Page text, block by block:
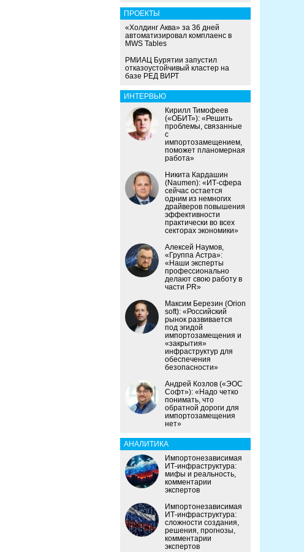
ПРОЕКТЫ
«Холдинг Аква» за 36 дней
автоматизировал комплаенс в
MWS Tables
РМИАЦ Бурятии запустил
отказоустойчивый кластер на
базе РЕД ВИРТ
ИНТЕРВЬЮ
Кирилл Тимофеев
(«ОБИТ»): «Решить
проблемы, связанные
с
импортозамещением,
поможет планомерная
работа»
Никита Кардашин
(Naumen): «ИТ-сфера
сейчас остается
одним из немногих
драйверов повышения
эффективности
практически во всех
секторах экономики»
Алексей Наумов,
«Группа Астра»:
«Наши эксперты
профессионально
делают свою работу в
части PR»
Максим Березин (Orion
soft): «Российский
рынок развивается
под эгидой
импортозамещения и
«закрытия»
инфраструктур для
обеспечения
безопасности»
Андрей Козлов («ЭОС
Софт»): «Надо четко
понимать, что
обратной дороги для
импортозамещения
нет»
АНАЛИТИКА
Импортонезависимая
ИТ-инфраструктура:
мифы и реальность,
комментарии
экспертов
Импортонезависимая
ИТ-инфраструктура:
сложности создания,
решения, прогнозы,
комментарии
экспертов